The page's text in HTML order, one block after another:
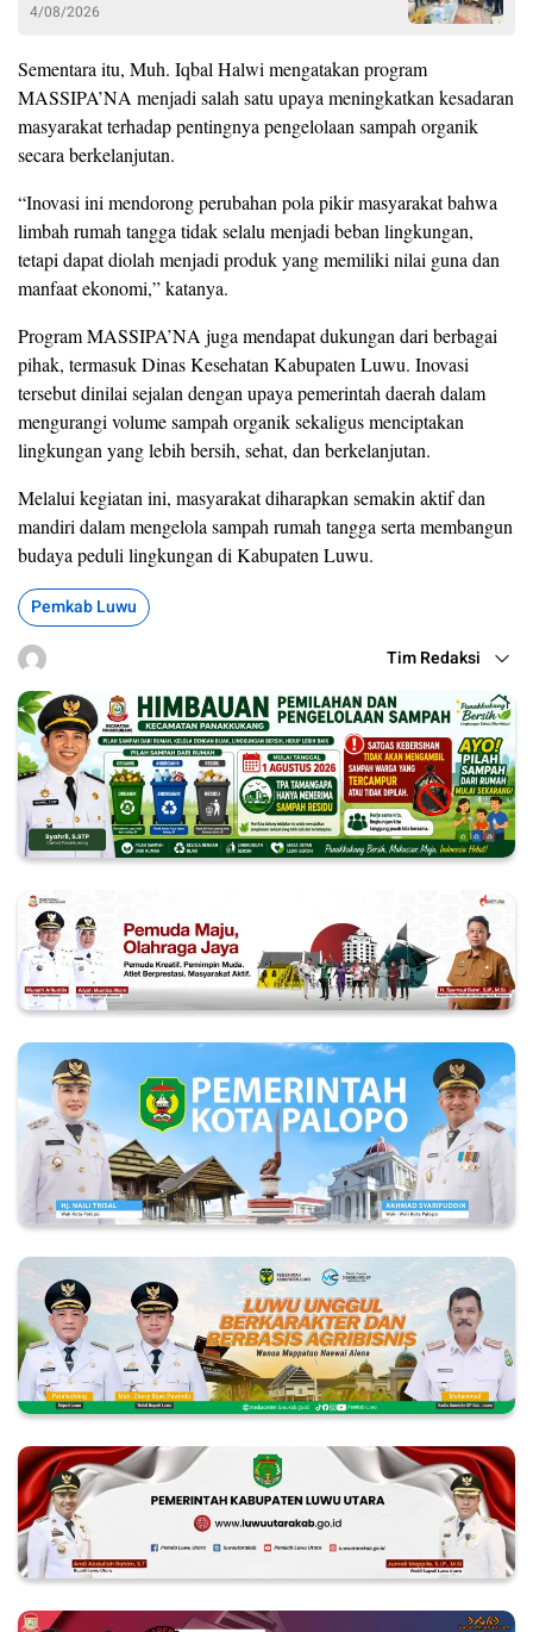
4/08/2026
Sementara itu, Muh. Iqbal Halwi mengatakan program
MASSIPA’NA menjadi salah satu upaya meningkatkan kesadaran
masyarakat terhadap pentingnya pengelolaan sampah organik
secara berkelanjutan.
“Inovasi ini mendorong perubahan pola pikir masyarakat bahwa
limbah rumah tangga tidak selalu menjadi beban lingkungan,
tetapi dapat diolah menjadi produk yang memiliki nilai guna dan
manfaat ekonomi,” katanya.
Program MASSIPA’NA juga mendapat dukungan dari berbagai
pihak, termasuk Dinas Kesehatan Kabupaten Luwu. Inovasi
tersebut dinilai sejalan dengan upaya pemerintah daerah dalam
mengurangi volume sampah organik sekaligus menciptakan
lingkungan yang lebih bersih, sehat, dan berkelanjutan.
Melalui kegiatan ini, masyarakat diharapkan semakin aktif dan
mandiri dalam mengelola sampah rumah tangga serta membangun
budaya peduli lingkungan di Kabupaten Luwu.
Pemkab Luwu
Tim Redaksi